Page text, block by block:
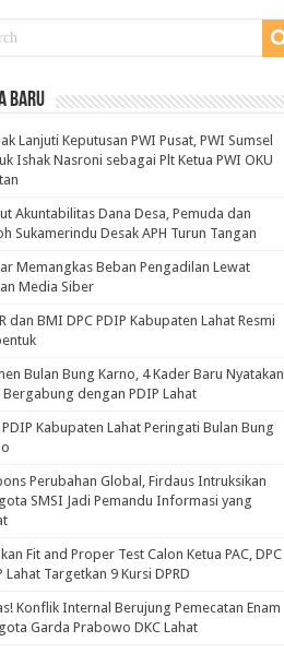
BARU
Lanjuti Keputusan PWI Pusat, PWI Sumsel
Ishak Nasroni sebagai Plt Ketua PWI OKU
Akuntabilitas Dana Desa, Pemuda dan
Sukamerindu Desak APH Turun Tangan
Memangkas Beban Pengadilan Lewat
Media Siber
dan BMI DPC PDIP Kabupaten Lahat Resmi
Bulan Bung Karno, 4 Kader Baru Nyatakan
Bergabung dengan PDIP Lahat
PDIP Kabupaten Lahat Peringati Bulan Bung
Perubahan Global, Firdaus Intruksikan
SMSI Jadi Pemandu Informasi yang
Fit and Proper Test Calon Ketua PAC, DPC
Lahat Targetkan 9 Kursi DPRD
Konflik Internal Berujung Pemecatan Enam
Garda Prabowo DKC Lahat